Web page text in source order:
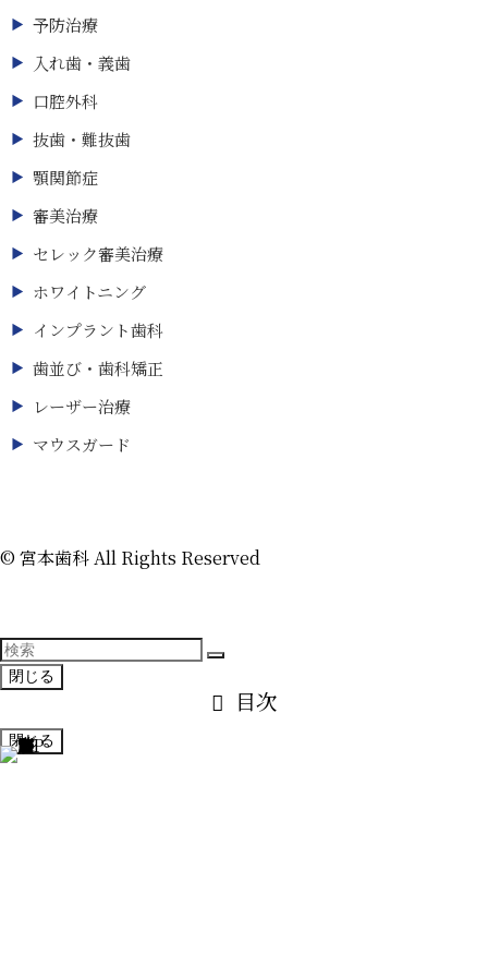
予防治療
入れ歯・義歯
口腔外科
抜歯・難抜歯
顎関節症
審美治療
セレック審美治療
ホワイトニング
インプラント歯科
歯並び・歯科矯正
レーザー治療
マウスガード
© 宮本歯科 All Rights Reserved
閉じる
目次
閉じる